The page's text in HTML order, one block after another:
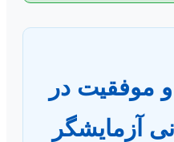
موفقیت در
آزمایشگر